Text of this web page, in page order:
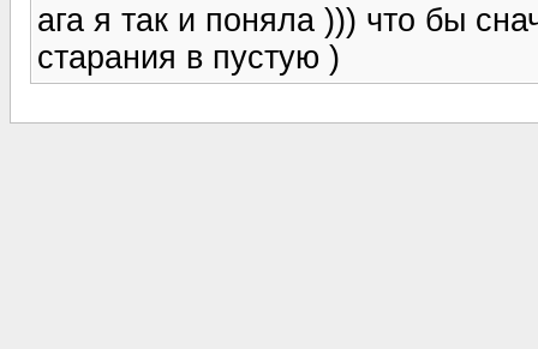
ага я так и поняла ))) что бы
старания в пустую )